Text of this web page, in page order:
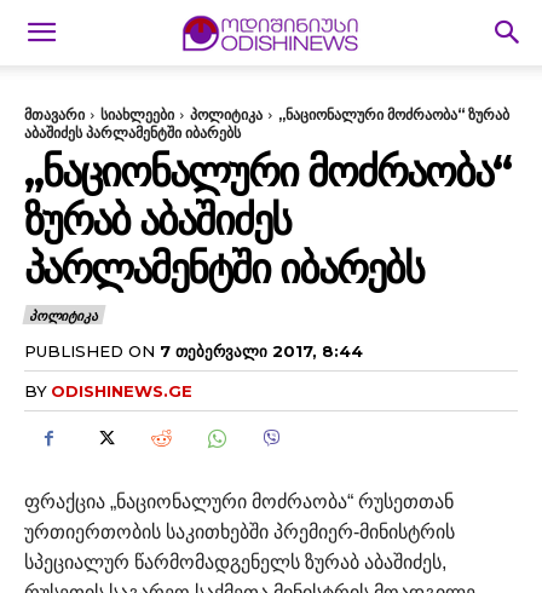
მთავარი სიახლეები პოლიტიკა
„ნაციონალური მოძრაობა“ ზურაბ
აბაშიძეს პარლამენტში იბარებს
„ᲜᲐᲪᲘᲝᲜᲐᲚᲣᲠᲘ ᲛᲝᲫᲠᲐᲝᲑᲐ“
ᲖᲣᲠᲐᲑ ᲐᲑᲐᲨᲘᲫᲔᲡ
ᲞᲐᲠᲚᲐᲛᲔᲜᲢᲨᲘ ᲘᲑᲐᲠᲔᲑᲡ
ᲞᲝᲚᲘᲢᲘᲙᲐ
PUBLISHED ON 7 ᲗᲔᲑᲔᲠᲕᲐᲚᲘ 2017, 8:44
BY ODISHINEWS.GE
ფრაქცია „ნაციონალური მოძრაობა“ რუსეთთან
ურთიერთობის საკითხებში პრემიერ-მინისტრის
სპეციალურ წარმომადგენელს ზურაბ აბაშიძეს,